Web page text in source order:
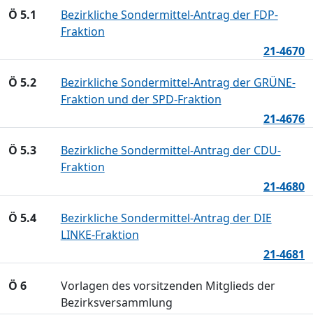
Ö 5.1
Bezirkliche Sondermittel-Antrag der FDP-
Fraktion
21-4670
Ö 5.2
Bezirkliche Sondermittel-Antrag der GRÜNE-
Fraktion und der SPD-Fraktion
21-4676
Ö 5.3
Bezirkliche Sondermittel-Antrag der CDU-
Fraktion
21-4680
Ö 5.4
Bezirkliche Sondermittel-Antrag der DIE
LINKE-Fraktion
21-4681
Ö 6
Vorlagen des vorsitzenden Mitglieds der
Bezirksversammlung